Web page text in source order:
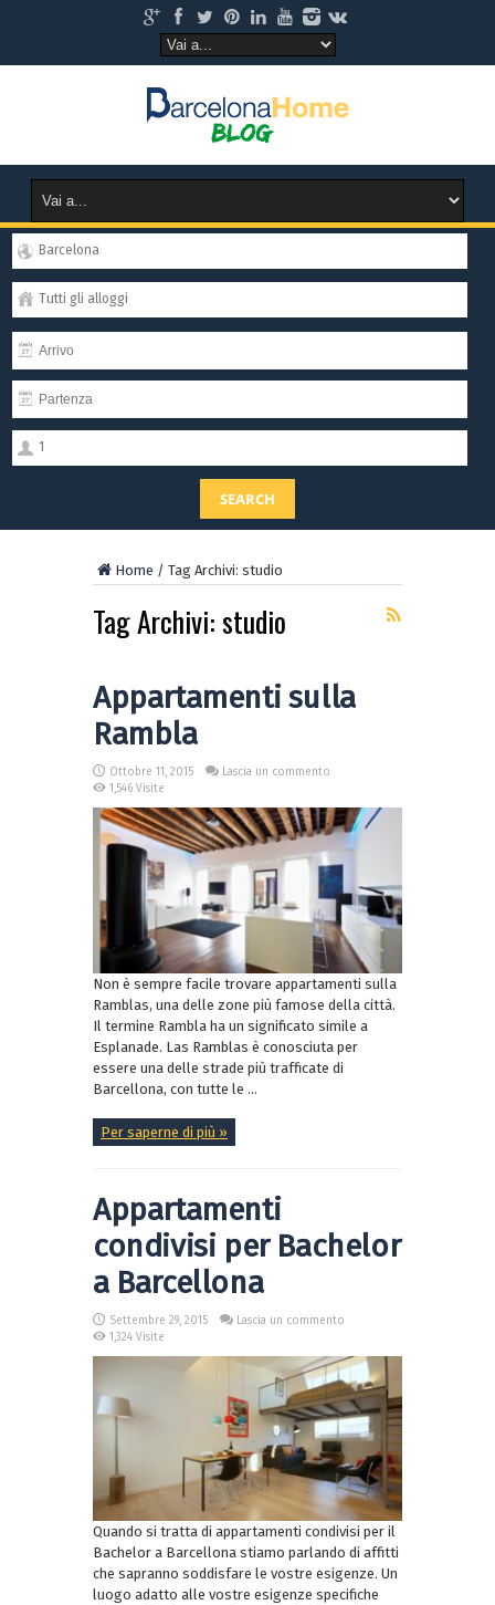
Barcelona
Tutti gli alloggi
1
SEARCH
Home / Tag Archivi: studio
Tag Archivi:studio
Appartamenti sulla
Rambla
Ottobre 11, 2015
Lascia un commento
1,546 Visite
Non è sempre facile trovare appartamenti sulla
Ramblas, una delle zone più famose della città.
Il termine Rambla ha un significato simile a
Esplanade. Las Ramblas è conosciuta per
essere una delle strade più trafficate di
Barcellona, con tutte le ...
Per saperne di più »
Appartamenti
condivisi per Bachelor
a Barcellona
Settembre 29, 2015
Lascia un commento
1,324 Visite
Quando si tratta di appartamenti condivisi per il
Bachelor a Barcellona stiamo parlando di affitti
che sapranno soddisfare le vostre esigenze. Un
luogo adatto alle vostre esigenze specifiche